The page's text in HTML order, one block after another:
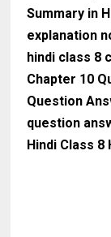
Summary in
explanation
hindi class 8
Chapter 10
Question
question
Hindi Class 8